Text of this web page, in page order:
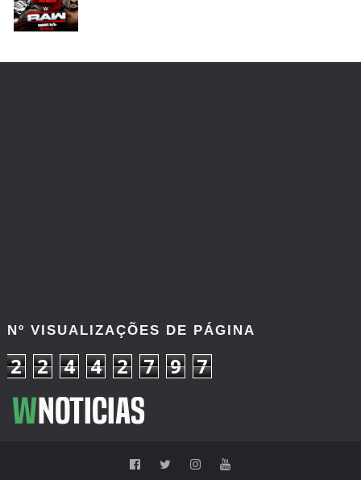
Nº VISUALIZAÇÕES DE PÁGINA
2 2 4 4 2 7 9 7